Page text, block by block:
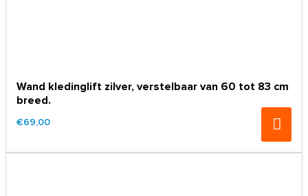
Wand kledinglift zilver, verstelbaar van 60 tot 83 cm
breed.
€69,00